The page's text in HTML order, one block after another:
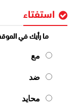
استفتاء
ما رأيك في
مع
ضد
محايد